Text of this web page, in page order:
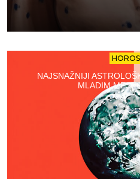
NAJSNAŽNIJI
MLADIM